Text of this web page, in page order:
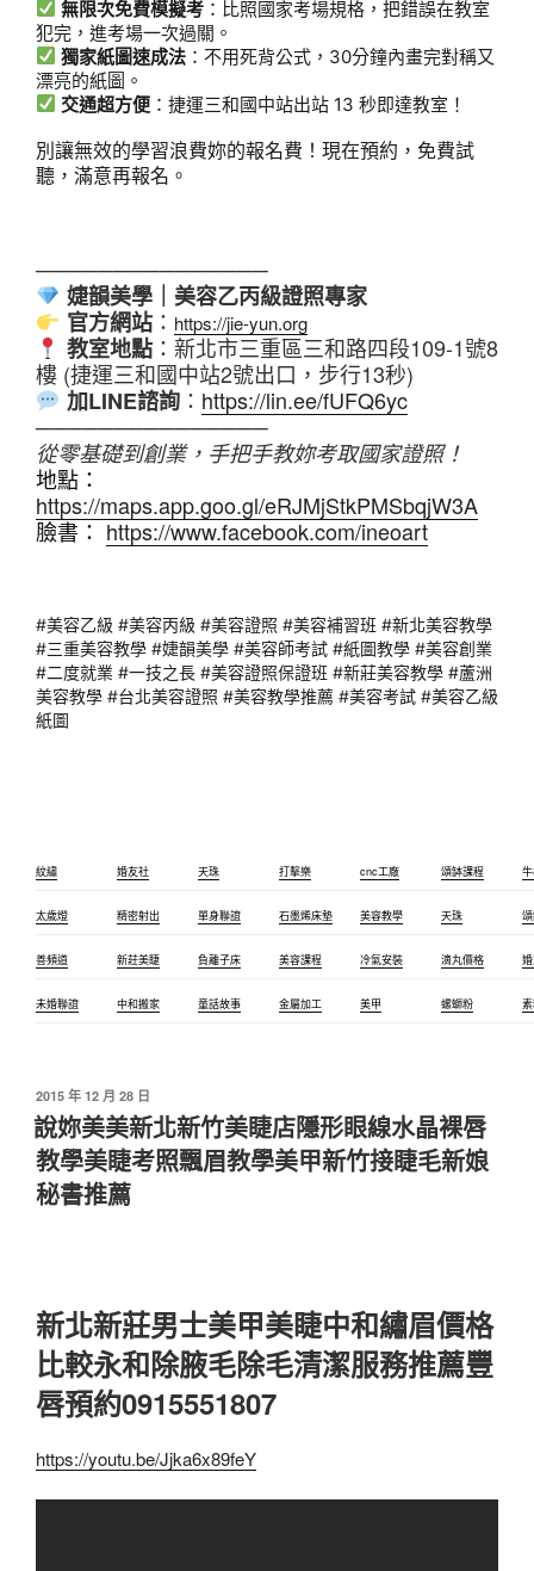
無限次免費模擬考 ：比照國家考場規格，把錯誤在教室
犯完，進考場一次過關。
獨家紙圖速成法 ：不用死背公式，30分鐘內畫完對稱又
漂亮的紙圖。
交通超方便 ：捷運三和國中站出站 13 秒即達教室！
別讓無效的學習浪費妳的報名費！現在預約，免費試
聽，滿意再報名。
───────────────
婕韻美學｜美容乙丙級證照專家
官方網站： https://jie-yun.org
教室地點：新北市三重區三和路四段109-1號8
樓 (捷運三和國中站2號出口，步行13秒)
加LINE諮詢： https://lin.ee/fUFQ6yc
───────────────
從零基礎到創業，手把手教妳考取國家證照！
地點：
https://maps.app.goo.gl/eRJMjStkPMSbqjW3A
臉書：https://www.facebook.com/ineoart
#美容乙級 #美容丙級 #美容證照 #美容補習班 #新北美容教學
#三重美容教學 #婕韻美學 #美容師考試 #紙圖教學 #美容創業
#二度就業 #一技之長 #美容證照保證班 #新莊美容教學 #蘆洲
美容教學 #台北美容證照 #美容教學推薦 #美容考試 #美容乙級
紙圖
紋繡 婚友社 天珠 打擊樂 cnc工廠 頌缽課程
太歲燈 精密射出 單身聯誼 石墨烯床墊 美容教學 天珠
善頻道 新莊美睫 負離子床 美容課程 冷氣安裝 滴丸價格
未婚聯誼 中和搬家 童話故事 金屬加工 美甲 螺螄粉
發
佈
於
2015 年 12 月 28 日
說妳美美新北新竹美睫店隱形眼線水晶裸唇
教學美睫考照飄眉教學美甲新竹接睫毛新娘
秘書推薦
新北新莊男士美甲美睫中和繡眉價格
比較永和除腋毛除毛清潔服務推薦豐
唇預約0915551807
https://youtu.be/Jjka6x89feY